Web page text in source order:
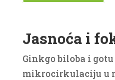
Jasnoća i
Ginkgo biloba i
mikrocirkulaciju u